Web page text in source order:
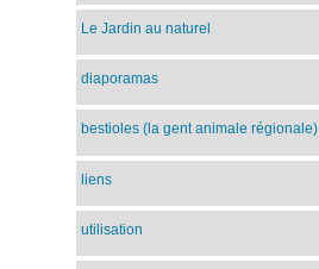
Le Jardin au naturel
diaporamas
bestioles (la gent animale régionale)
liens
utilisation